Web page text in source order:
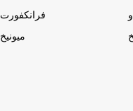
فرانكفورت
ميونيخ